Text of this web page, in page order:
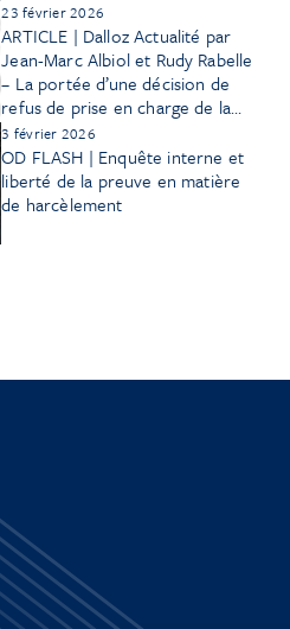
23 février 2026
ARTICLE | Dalloz Actualité par
Jean-Marc Albiol et Rudy Rabelle
– La portée d’une décision de
refus de prise en charge de la
CPAM dans la détermination de
l’origine de l’inaptitude par le juge
prud’homal saisi en référé
3 février 2026
OD FLASH | Enquête interne et
liberté de la preuve en matière
de harcèlement